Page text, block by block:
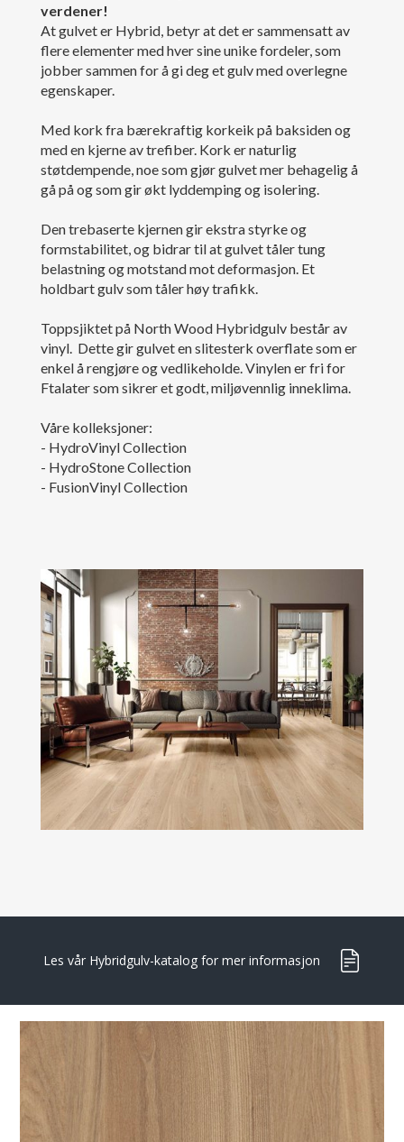
verdener!
At gulvet er Hybrid, betyr at det er sammensatt av
flere elementer med hver sine unike fordeler, som
jobber sammen for å gi deg et gulv med overlegne
egenskaper.
Med kork fra bærekraftig korkeik på baksiden og
med en kjerne av trefiber. Kork er naturlig
støtdempende, noe som gjør gulvet mer behagelig å
gå på og som gir økt lyddemping og isolering.
Den trebaserte kjernen gir ekstra styrke og
formstabilitet, og bidrar til at gulvet tåler tung
belastning og motstand mot deformasjon. Et
holdbart gulv som tåler høy trafikk.
Toppsjiktet på North Wood Hybridgulv består av
vinyl. Dette gir gulvet en slitesterk overflate som er
enkel å rengjøre og vedlikeholde. Vinylen er fri for
Ftalater som sikrer et godt, miljøvennlig inneklima.
Våre kolleksjoner:
- HydroVinyl Collection
- HydroStone Collection
- FusionVinyl Collection
Les vår Hybridgulv-katalog for mer informasjon